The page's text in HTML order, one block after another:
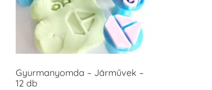
Gyurmanyomda – Járművek –
12 db